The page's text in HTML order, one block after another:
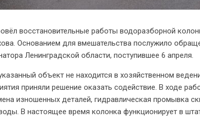
восстановительные работы водоразборной
Основанием для вмешательства послужило
Ленинградской области, поступившее 6 апреля.
объект не находится в хозяйственном
приняли решение оказать содействие. В ходе
изношенных деталей, гидравлическая промывка
В настоящее время колонка функционирует в